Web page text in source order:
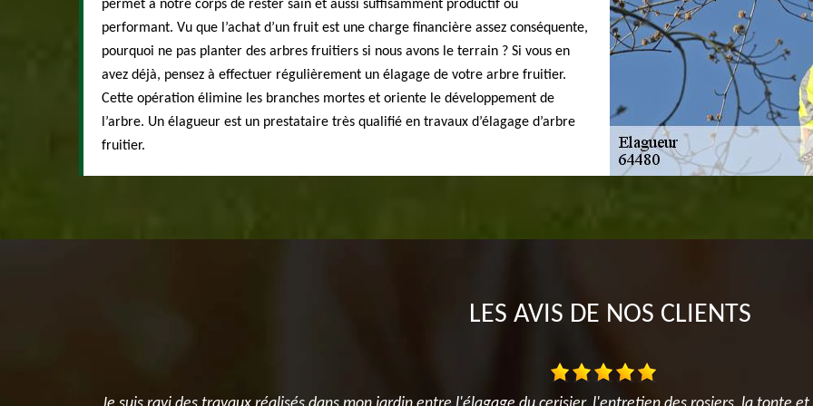
permet à notre corps de rester sain et aussi suffisamment productif ou
performant. Vu que l’achat d’un fruit est une charge financière assez conséquente,
pourquoi ne pas planter des arbres fruitiers si nous avons le terrain ? Si vous en
avez déjà, pensez à effectuer régulièrement un élagage de votre arbre fruitier.
Cette opération élimine les branches mortes et oriente le développement de
l’arbre. Un élagueur est un prestataire très qualifié en travaux d’élagage d’arbre
fruitier.
LES AVIS DE NOS CLIENTS